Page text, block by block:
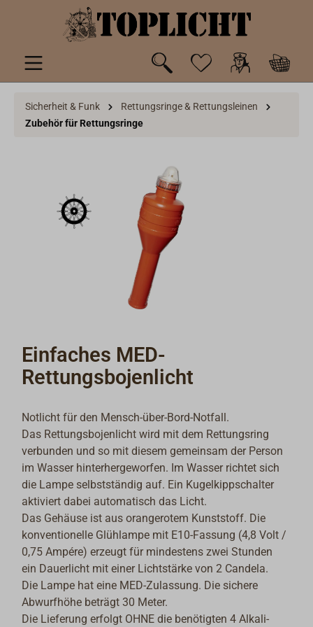
springen
Sicherheit & Funk
Rettungsringe & Rettungsleinen
Zubehör für Rettungsringe
Einfaches MED-
Rettungsbojenlicht
Notlicht für den Mensch-über-Bord-Notfall.
Das Rettungsbojenlicht wird mit dem Rettungsring
verbunden und so mit diesem gemeinsam der Person
im Wasser hinterhergeworfen. Im Wasser richtet sich
die Lampe selbstständig auf. Ein Kugelkippschalter
aktiviert dabei automatisch das Licht.
Das Gehäuse ist aus orangerotem Kunststoff. Die
konventionelle Glühlampe mit E10-Fassung (4,8 Volt /
0,75 Ampére) erzeugt für mindestens zwei Stunden
ein Dauerlicht mit einer Lichtstärke von 2 Candela.
Die Lampe hat eine MED-Zulassung. Die sichere
Abwurfhöhe beträgt 30 Meter.
Die Lieferung erfolgt OHNE die benötigten 4 Alkali-